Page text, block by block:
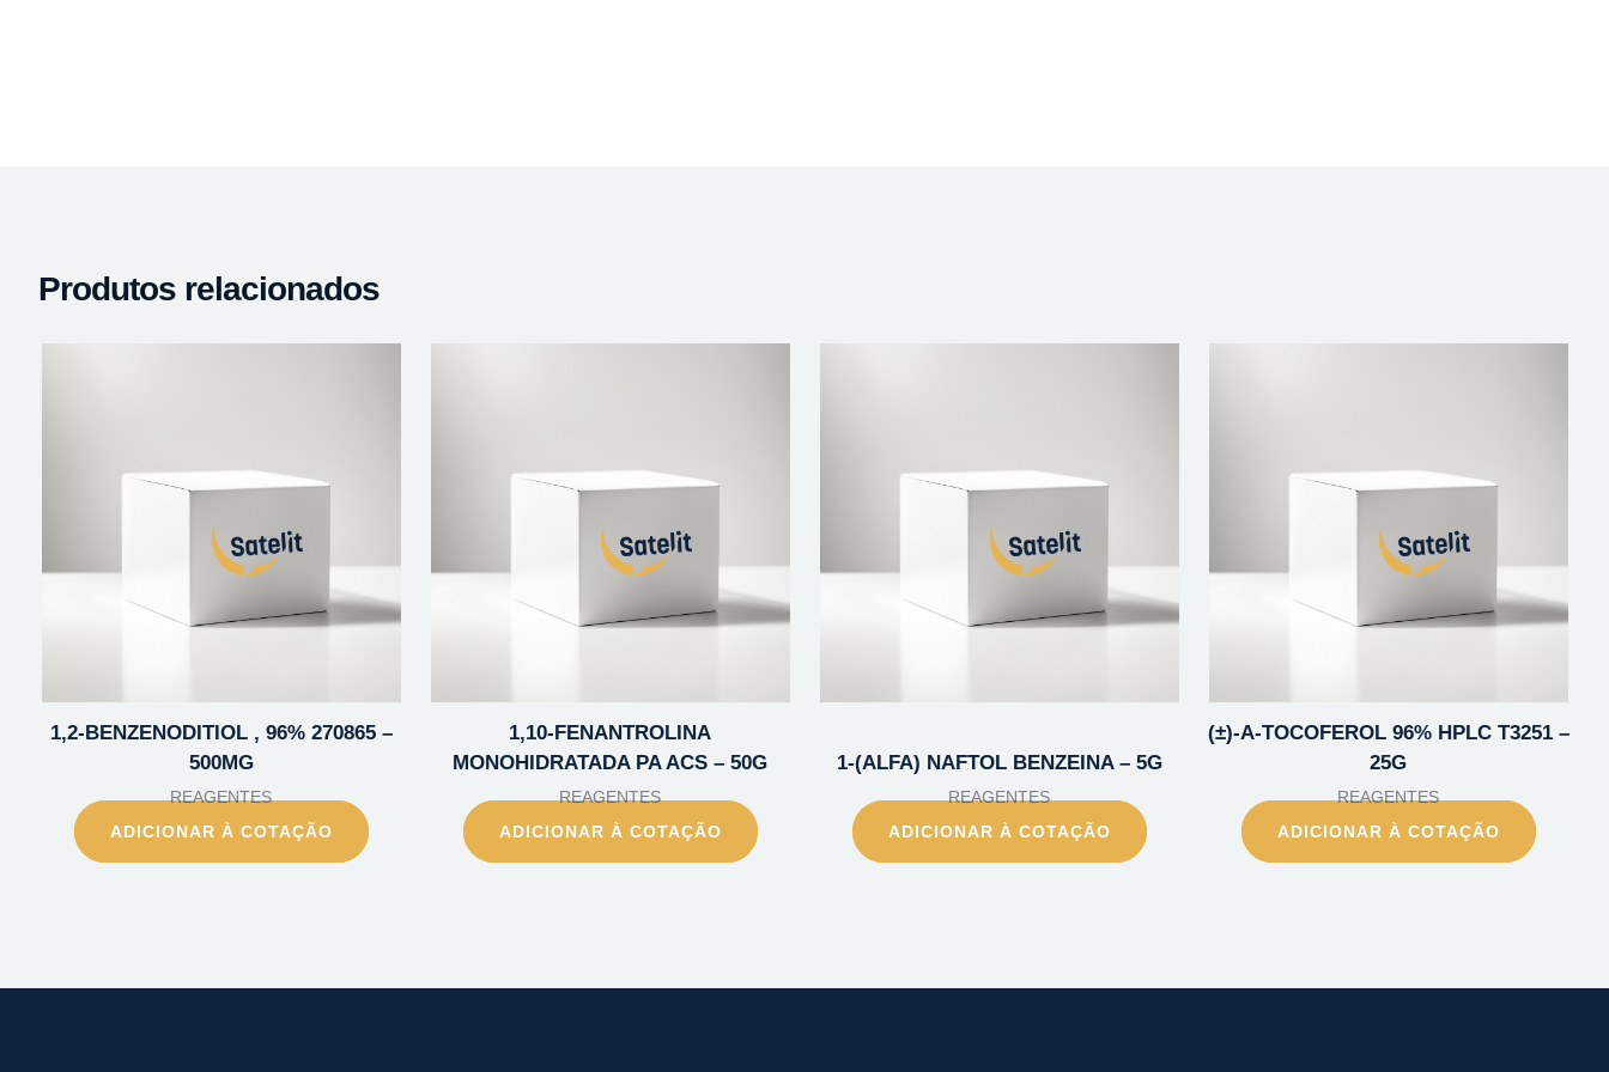
Produtos relacionados
1,2-BENZENODITIOL , 96% 270865 –
500MG
REAGENTES
ADICIONAR À COTAÇÃO
1,10-FENANTROLINA
MONOHIDRATADA PA ACS – 50G
REAGENTES
ADICIONAR À COTAÇÃO
1-(ALFA) NAFTOL BENZEINA – 5G
REAGENTES
ADICIONAR À COTAÇÃO
(±)-A-TOCOFEROL 96% HPLC T3251 –
25G
REAGENTES
ADICIONAR À COTAÇÃO